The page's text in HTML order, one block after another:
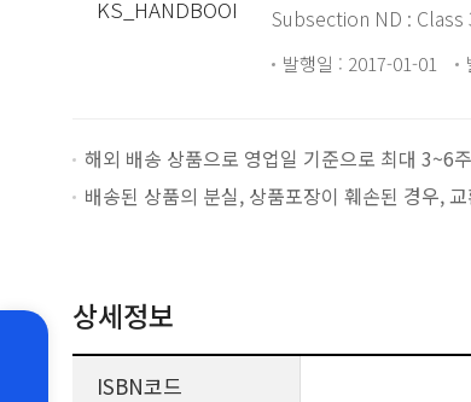
Subsection ND :
발행일 : 2017-01-01
해외 배송 상품으로 영업일 기준으로 최대 3~6
배송된 상품의 분실, 상품포장이 훼손된 경우,
상세정보
ISBN코드